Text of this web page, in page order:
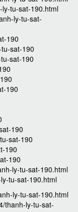
ly-tu-sat-190.html
ly-tu-sat-
190
sat-190
sat-190
190
190
sat-190
190
190
ly-tu-sat-190.html
tu-sat-190.html
ly-tu-sat-190.html
thanh-ly-tu-sat-